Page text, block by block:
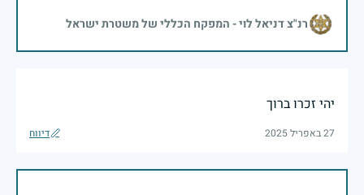
רנ"צ דניאל לוי - המפקח הכללי של משטרת ישראל
יהי זכרו ברוך
27 באפריל 2025 דיווח